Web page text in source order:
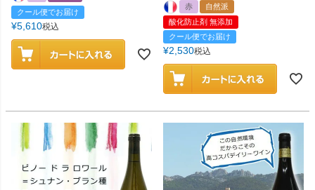
クール便でお届け
¥5,610税込
赤
自然派
酸化防止剤 無添加
クール便でお届け
¥2,530税込